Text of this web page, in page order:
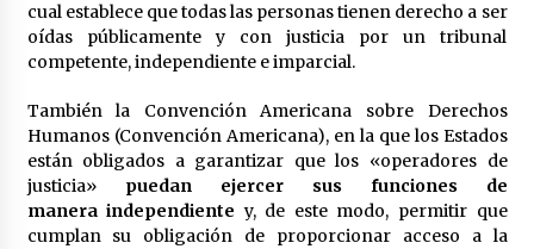
cual establece que todas las personas tienen derecho a ser
oídas públicamente y con justicia por un tribunal
competente, independiente e imparcial.
También la Convención Americana sobre Derechos
Humanos (Convención Americana), en la que los Estados
están obligados a garantizar que los «operadores de
justicia» puedan ejercer sus funciones de
maneraindependientey, de este modo, permitir que
cumplan su obligación de proporcionar acceso a la